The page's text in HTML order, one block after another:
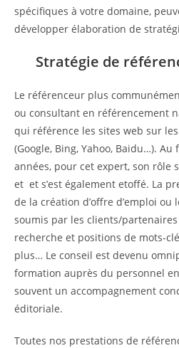
spécifiques à votre domaine,
développer élaboration de
Stratégie de
Le référenceur plus
ou consultant en référencement
qui référence les sites web sur
(Google, Bing, Yahoo, Baidu…).
années, pour cet expert, son rôle
et et s’est également etoffé. La
de la création d’offre d’emploi ou
soumis par les clients/partenaires
recherche et positions de mots-
plus… Le conseil est devenu
formation auprès du personnel
souvent un accompagnement
éditoriale.
Toutes nos prestations de